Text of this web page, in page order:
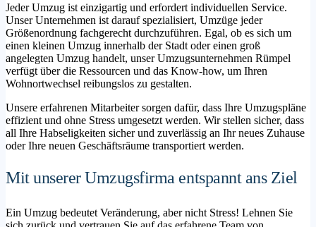
Jeder Umzug ist einzigartig und erfordert individuellen Service.
Unser Unternehmen ist darauf spezialisiert, Umzüge jeder
Größenordnung fachgerecht durchzuführen. Egal, ob es sich um
einen kleinen Umzug innerhalb der Stadt oder einen groß
angelegten Umzug handelt, unser Umzugsunternehmen Rümpel
verfügt über die Ressourcen und das Know-how, um Ihren
Wohnortwechsel reibungslos zu gestalten.
Unsere erfahrenen Mitarbeiter sorgen dafür, dass Ihre Umzugspläne
effizient und ohne Stress umgesetzt werden. Wir stellen sicher, dass
all Ihre Habseligkeiten sicher und zuverlässig an Ihr neues Zuhause
oder Ihre neuen Geschäftsräume transportiert werden.
Mit unserer Umzugsfirma entspannt ans Ziel
Ein Umzug bedeutet Veränderung, aber nicht Stress! Lehnen Sie